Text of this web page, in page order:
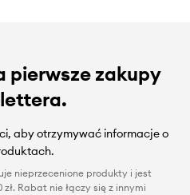
pierwsze zakupy
aby otrzymywać informacje o
nieprzecenione produkty i jest
Rabat nie łączy się z innymi